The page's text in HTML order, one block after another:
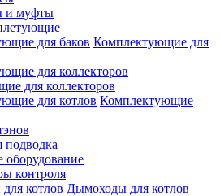
и муфты
Комплектующие для
для коллекторов
Комплектующие
подводка
оборудование
контроля
Дымоходы для котлов